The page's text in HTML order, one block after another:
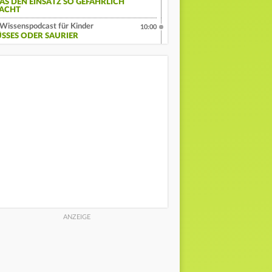
DEN EINSATZ SO GEFÄHRLICH
Wissenspodcast für Kinder
ODER SAURIER
10:00